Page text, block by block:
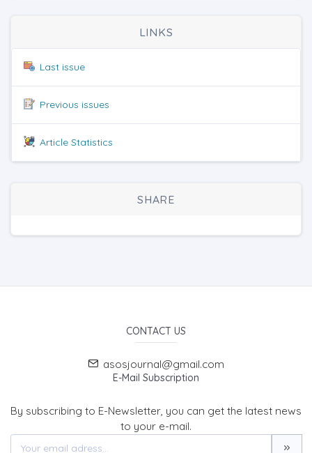
LINKS
Last issue
Previous issues
Article Statistics
SHARE
CONTACT US
asosjournal@gmail.com
E-Mail Subscription
By subscribing to E-Newsletter, you can get the latest news
to your e-mail.